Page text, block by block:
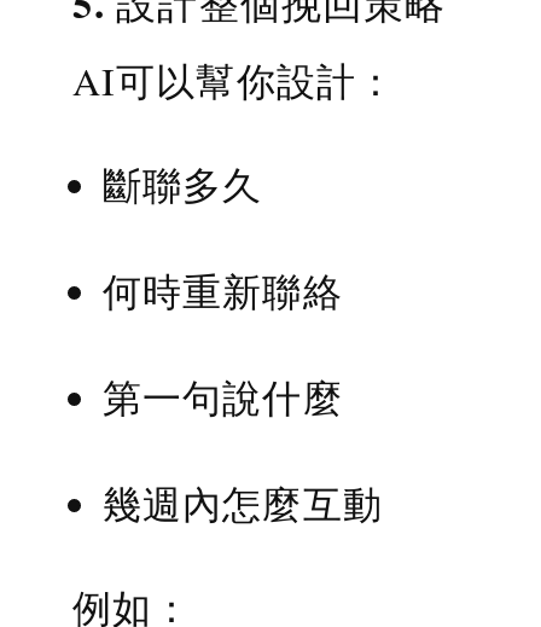
AI可以幫你設計：
斷聯多久
何時重新聯絡
第一句說什麼
幾週內怎麼互動
例如：